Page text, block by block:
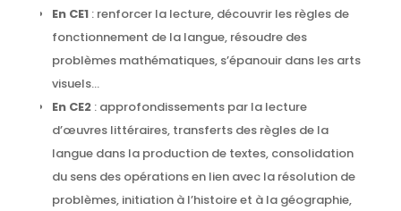
En CE1 : renforcer la lecture, découvrir les règles de
fonctionnement de la langue, résoudre des
problèmes mathématiques, s’épanouir dans les arts
visuels…
En CE2 : approfondissements par la lecture
d’œuvres littéraires, transferts des règles de la
langue dans la production de textes, consolidation
du sens des opérations en lien avec la résolution de
problèmes, initiation à l’histoire et à la géographie,